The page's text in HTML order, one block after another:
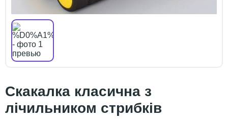
Скакалка класична з
лічильником стрибків